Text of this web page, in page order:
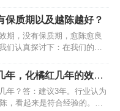
要在化橘红原本干燥的情况
地方，是可以保存很久的。
下，如果遇到受潮的情况，
自行烘干再保…
保质期以及越陈越好？
期，没有保质期，愈陈愈良
们认真探讨下：在我们的传
、气味、性状以及有效成分
量。一般来说大部分中药，
量越低，特别是含有挥发油
发霉变质或生…
年，化橘红几年的效果
更好吗
年？答：建议3年。行业认为
，看起来是符合经验的。陈